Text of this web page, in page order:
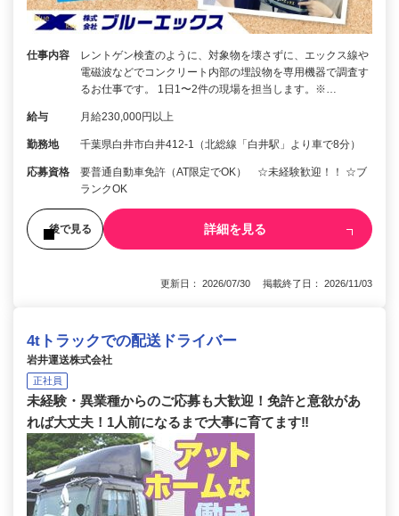
仕事内容
レントゲン検査のように、対象物を壊さずに、エックス線や
電磁波などでコンクリート内部の埋設物を専用機器で調査す
るお仕事です。 1日1〜2件の現場を担当します。※…
給与 月給230,000円以上
勤務地 千葉県白井市白井412-1（北総線「白井駅」より車で8分）
応募資格
要普通自動車免許（AT限定でOK） ☆未経験歓迎！！ ☆ブ
ランクOK
後で見る 詳細を見る
更新日： 2026/07/30 掲載終了日： 2026/11/03
4tトラックでの配送ドライバー
岩井運送株式会社
正社員
未経験・異業種からのご応募も大歓迎！免許と意欲があ
れば大丈夫！1人前になるまで大事に育てます‼